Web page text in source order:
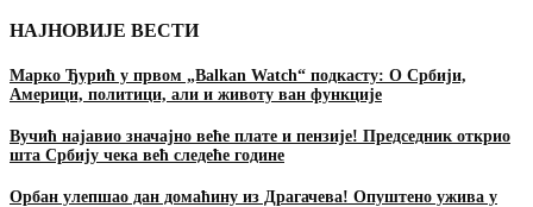
НАЈНОВИЈЕ ВЕСТИ
Марко Ђурић у првом „Balkan Watch“ подкасту: О Србији,
Америци, политици, али и животу ван функције
Вучић најавио значајно веће плате и пензије! Председник открио
шта Србију чека већ следеће године
Oрбан улепшао дан домаћину из Драгачева! Опуштено ужива у